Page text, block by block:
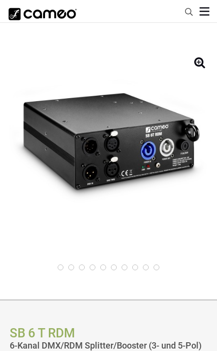
SB 6 T RDM
6-Kanal DMX/RDM Splitter/Booster (3- und 5-Pol)